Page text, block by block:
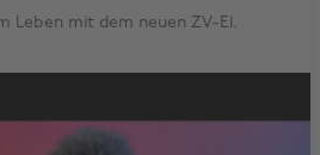
Leben mit dem neuen ZV-E1.